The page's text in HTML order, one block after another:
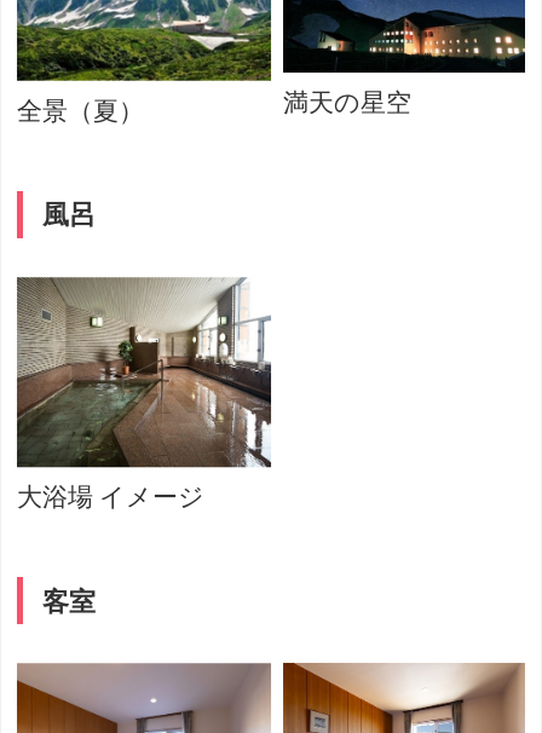
全景（夏） 満天の星空
風呂
大浴場 イメージ
客室